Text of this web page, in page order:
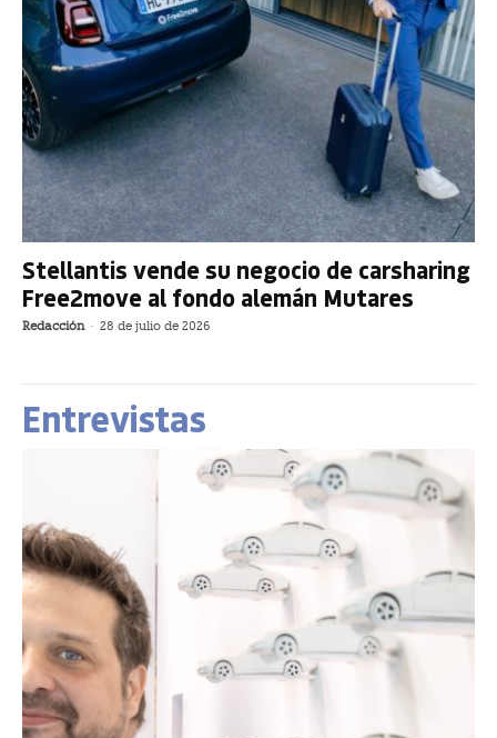
Stellantis vende su negocio de carsharing
Free2move al fondo alemán Mutares
Redacción - 28 de julio de 2026
Entrevistas